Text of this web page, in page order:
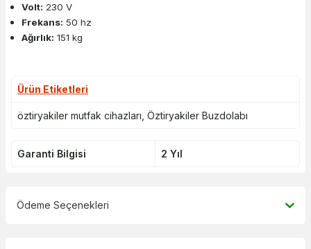
Volt: 230 V
Frekans: 50 hz
Ağırlık: 151 kg
Ürün Etiketleri
öztiryakiler mutfak cihazları Öztiryakiler Buzdolabı
Garanti Bilgisi 2 Yıl
Ödeme Seçenekleri